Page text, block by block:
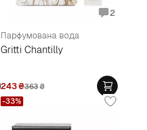
2
Парфумована вода
Gritti Chantilly
243₴363₴
-33%